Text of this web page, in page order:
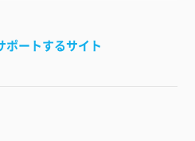
ポートするサイト